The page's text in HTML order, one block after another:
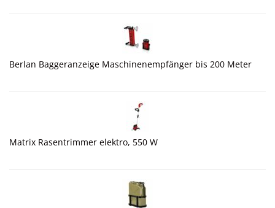
Berlan Baggeranzeige Maschinenempfänger bis 200 Meter
Matrix Rasentrimmer elektro, 550 W